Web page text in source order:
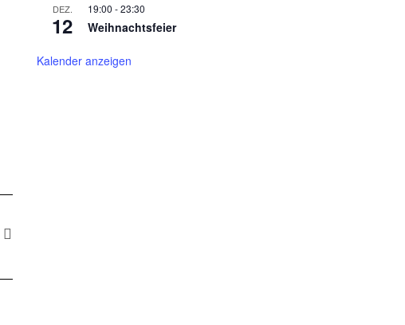
DEZ.
12
19:00 -23:30
Weihnachtsfeier
Kalender anzeigen